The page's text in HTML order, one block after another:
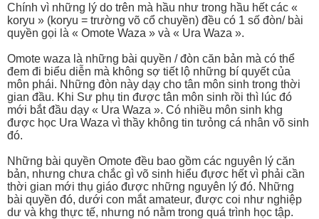
Chính vì những lý do trên mà hầu như trong hầu hết các «
koryu » (koryu = trường võ cổ chuyền) đều có 1 số đòn/ bài
quyền gọi là « Omote Waza » và « Ura Waza ».
Omote waza là những bài quyền / đòn căn bản mà có thể
đem đi biểu diễn mà không sợ tiết lộ những bí quyết của
môn phái. Những đòn này dạy cho tân môn sinh trong thời
gian đầu. Khi Sư phụ tin được tân môn sinh rồi thì lúc đó
mới bắt đầu dạy « Ura Waza ». Có nhiều môn sinh khg
được học Ura Waza vì thầy không tin tưỏng cá nhân võ sinh
đó.
Những bài quyền Omote đều bao gồm các nguyên lý căn
bản, nhưng chưa chắc gì võ sinh hiểu đựơc hết vì phải cần
thời gian mới thụ giáo được những nguyên lý đó. Những
bài quyền đó, dưới con mắt amateur, được coi như nghiệp
dư và khg thực tế, nhưng nó nằm trong quá trình học tập.